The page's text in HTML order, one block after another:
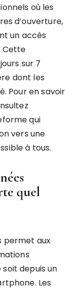
où les
d’ouverture,
un accès
Cette
sur 7
dont les
Pour en savoir
qui
vers une
à tous.
quel
permet aux
depuis un
Les